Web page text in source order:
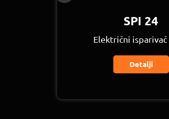
SPI 24
Električni
Detalji